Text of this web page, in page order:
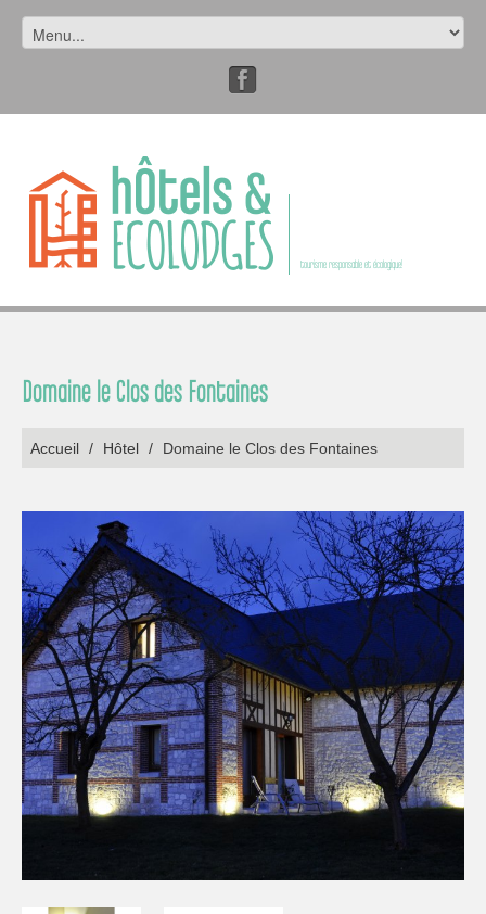
tourisme responsable et écologique!
Domaine le Clos des Fontaines
Accueil / Hôtel / Domaine le Clos des Fontaines